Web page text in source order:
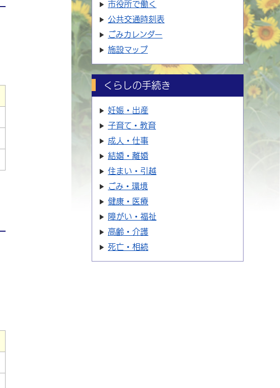
市役所で働く
公共交通時刻表
ごみカレンダー
施設マップ
くらしの手続き
妊娠・出産
子育て・教育
成人・仕事
結婚・離婚
住まい・引越
ごみ・環境
健康・医療
障がい・福祉
高齢・介護
死亡・相続